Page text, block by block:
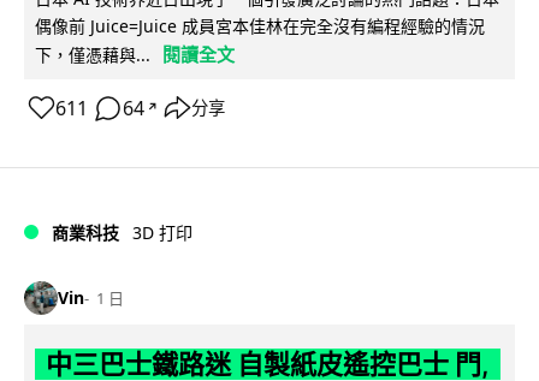
偶像前 Juice=Juice 成員宮本佳林在完全沒有編程經驗的情況
下，僅憑藉與...
閱讀全文
611 64 ↗ 分享
商業科技 3D 打印
Vin 1 日
中三巴士鐵路迷 自製紙皮遙控巴士 門,